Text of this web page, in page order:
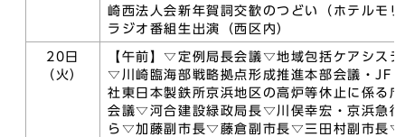
崎西法人会新年賀詞交歓のつどい（ホテルモ
ラジオ番組生出演（西区内）
20日
（火）
【午前】▽定例局長会議▽地域包括ケアシス
▽川崎臨海部戦略拠点形成推進本部会議・JFE
社東日本製鉄所京浜地区の高炉等休止に係る
会議▽河合建設緑政局長▽川俣幸宏・京浜急行
ら▽加藤副市長▽藤倉副市長▽三田村副市長▽